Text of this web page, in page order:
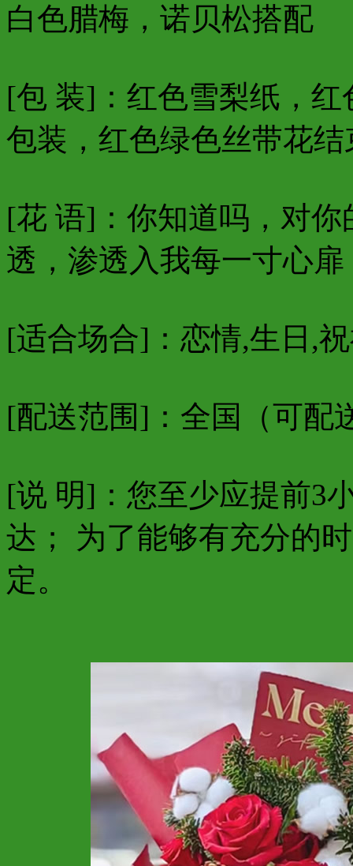
白色腊梅，诺贝松搭配
[包 装]：红色雪梨纸，红
包装，红色绿色丝带花结
[花 语]：你知道吗，对
透，渗透入我每一寸心
[适合场合]：恋情,生日,
[配送范围]： 全国（可配
[说 明]：您至少应提前3
达； 为了能够有充分的
定。